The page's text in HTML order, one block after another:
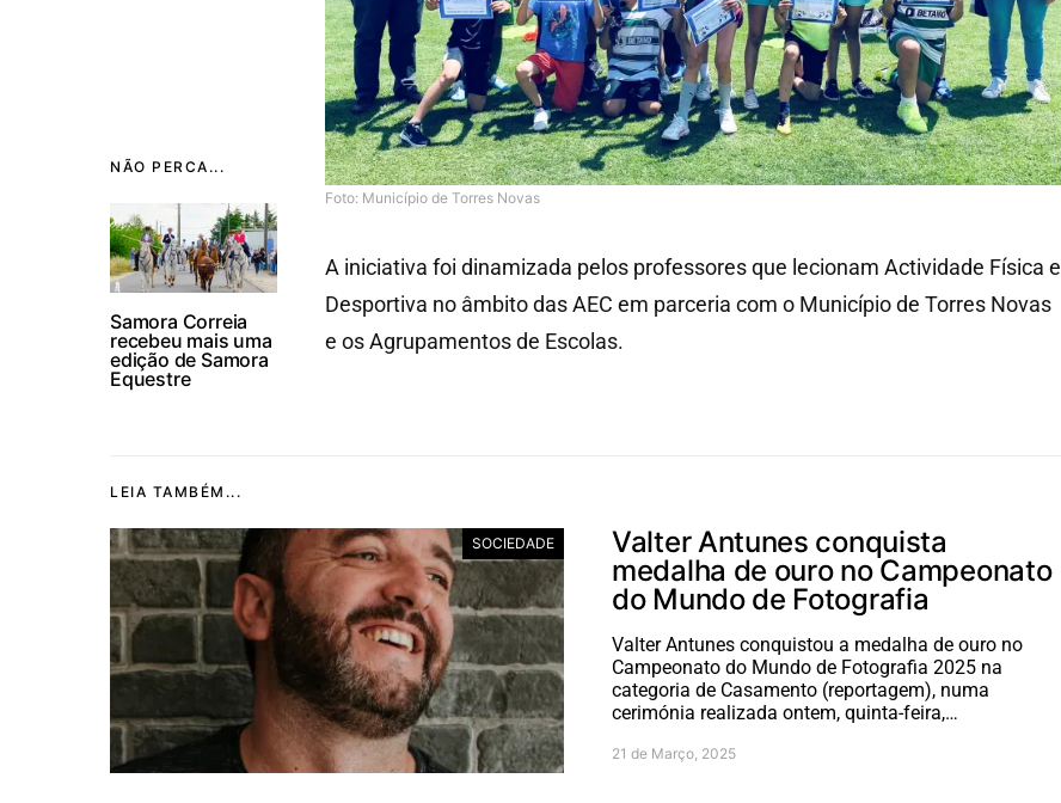
NÃO PERCA...
Samora Correia
recebeu mais uma
edição de Samora
Equestre
Foto: Município de Torres Novas
A iniciativa foi dinamizada pelos professores que lecionam Actividade Física e
Desportiva no âmbito das AEC em parceria com o Município de Torres Novas
e os Agrupamentos de Escolas.
LEIA TAMBÉM...
SOCIEDADE
Valter Antunes conquista
medalha de ouro no Campeonato
do Mundo de Fotografia
Valter Antunes conquistou a medalha de ouro no
Campeonato do Mundo de Fotografia 2025 na
categoria de Casamento (reportagem), numa
cerimónia realizada ontem, quinta-feira,…
21 de Março, 2025